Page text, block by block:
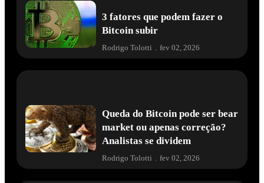
3 fatores que podem fazer o
Bitcoin subir
Rodrigo Tolotti fev 02, 2026
Queda do Bitcoin pode ser bear
market ou apenas correção?
Analistas se dividem
Rodrigo Tolotti . fev 02, 2026